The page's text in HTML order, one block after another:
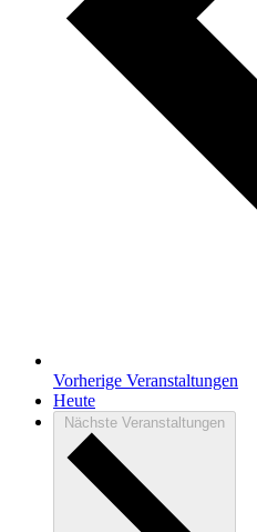
Vorherige Veranstaltungen
Heute
Nächste Veranstaltungen